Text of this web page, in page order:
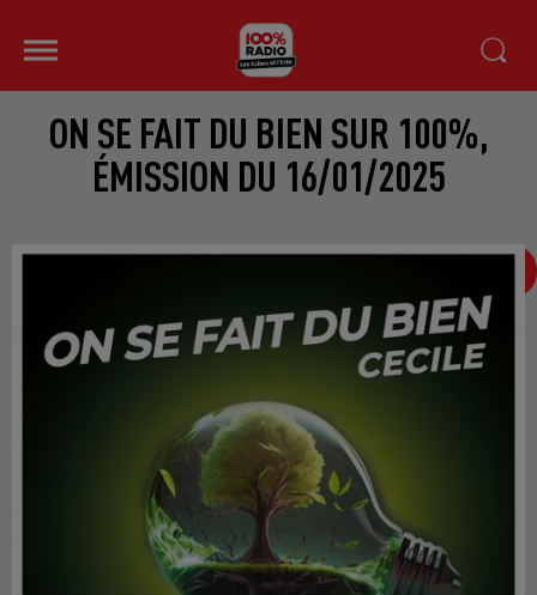
ON SE FAIT DU BIEN SUR 100%,
ÉMISSION DU 16/01/2025